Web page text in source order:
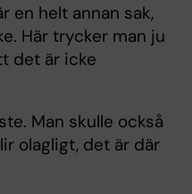
en helt annan sak,
Här trycker man ju
det är icke
Man skulle också
olagligt, det är där